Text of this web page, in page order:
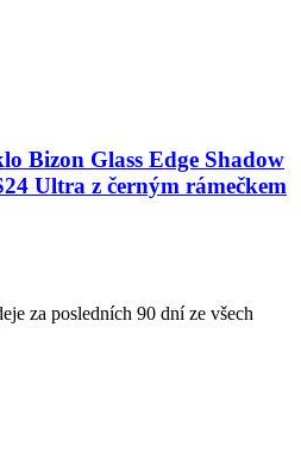
Bizon Glass Edge Shadow
Ultra z černým rámečkem
za posledních 90 dní ze všech